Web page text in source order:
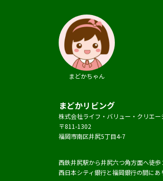
まどかちゃん
まどかリビング
株式会社ライフ・バリュー・クリエー
〒811-1302
福岡市南区井尻5丁目4-7
西鉄井尻駅から井尻六つ角方面へ徒歩
西日本シティ銀行と福岡銀行の間にあ